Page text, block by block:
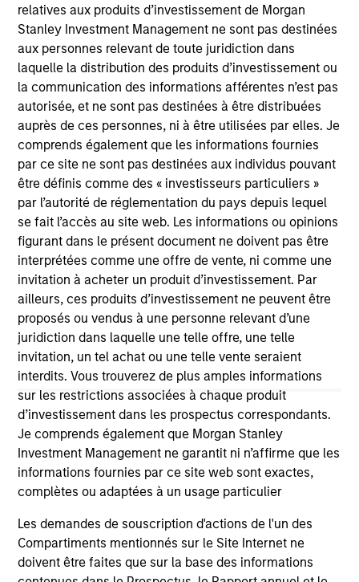
relatives aux produits d’investissement de Morgan
Stanley Investment Management ne sont pas destinées
aux personnes relevant de toute juridiction dans
laquelle la distribution des produits d’investissement ou
la communication des informations afférentes n’est pas
autorisée, et ne sont pas destinées à être distribuées
auprès de ces personnes, ni à être utilisées par elles. Je
comprends également que les informations fournies
par ce site ne sont pas destinées aux individus pouvant
être définis comme des « investisseurs particuliers »
par l’autorité de réglementation du pays depuis lequel
se fait l’accès au site web. Les informations ou opinions
figurant dans le présent document ne doivent pas être
interprétées comme une offre de vente, ni comme une
invitation à acheter un produit d’investissement. Par
ailleurs, ces produits d’investissement ne peuvent être
proposés ou vendus à une personne relevant d’une
juridiction dans laquelle une telle offre, une telle
invitation, un tel achat ou une telle vente seraient
interdits. Vous trouverez de plus amples informations
sur les restrictions associées à chaque produit
d’investissement dans les prospectus correspondants.
Je comprends également que Morgan Stanley
Investment Management ne garantit ni n’affirme que les
informations fournies par ce site web sont exactes,
complètes ou adaptées à un usage particulier
Les demandes de souscription d'actions de l'un des
Compartiments mentionnés sur le Site Internet ne
doivent être faites que sur la base des informations
As of July 25, 2025. The above is provided for informational
and educational purposes only. There is no guarantee that
the investment mentioned resulted in positive performance
(for realized holdings), or will perform well in the future (for
current holdings). The trademarks and service marks above
are the property of their respective owners. The information
on this website has not been authorized, sponsored, or
otherwise approved by such owners. By clicking on any
links shown here, you agree that you are navigating to a
third party site. We are providing these hyperlinks to you
only as a convenience and the inclusion of any hyperlink is
not and does not imply any endorsement, approval,
investigation, verification or monitoring by us of any
information contained in any hyperlinked site. In no event
shall we be responsible for the information contained on
the site or your use of such site.
Morgan Stanley